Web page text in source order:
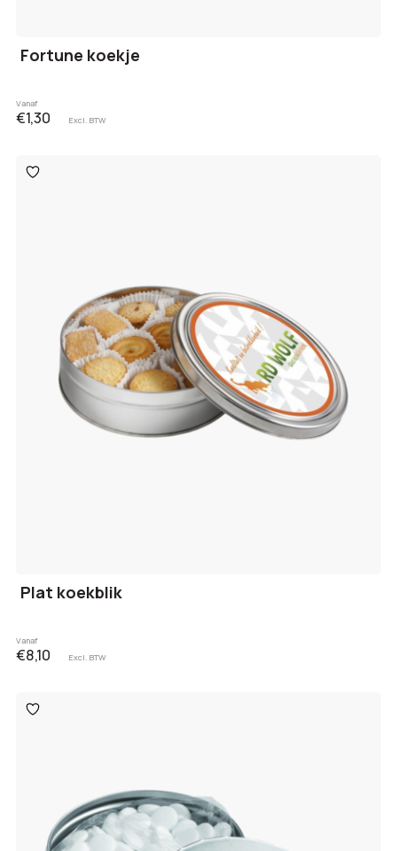
Fortune koekje
Vanaf
€1,30 Excl. BTW
Toevoegen
aan
Plat koekblik
Vanaf
€8,10 Excl. BTW
Toevoegen
aan